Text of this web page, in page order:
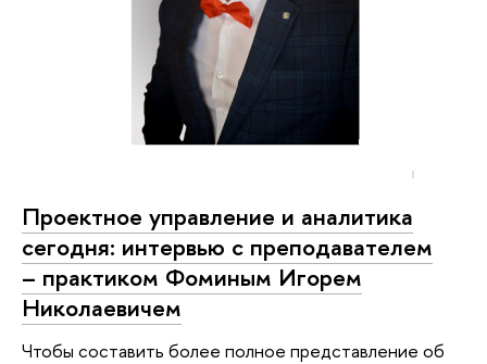
Проектное управление и аналитика
сегодня: интервью с преподавателем
– практиком Фоминым Игорем
Николаевичем
Чтобы составить более полное представление об